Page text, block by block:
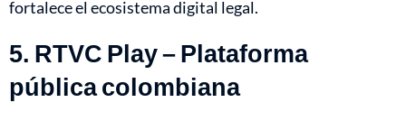
fortalece el ecosistema digital legal.
5. RTVC Play – Plataforma
pública colombiana